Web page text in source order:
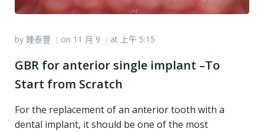
by 鍾泰豐 | on 11 月 9 | at 上午 5:15
GBR for anterior single implant –To
Start from Scratch
For the replacement of an anterior tooth with a
dental implant, it should be one of the most